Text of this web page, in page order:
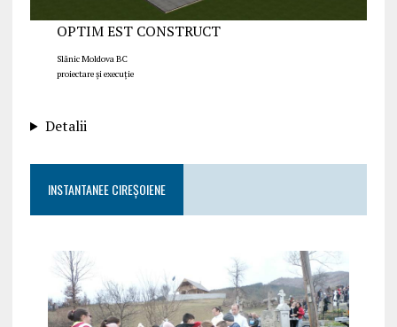
OPTIM EST CONSTRUCT
Slănic Moldova BC
proiectare și execuție
Detalii
INSTANTANEE CIREȘOIENE